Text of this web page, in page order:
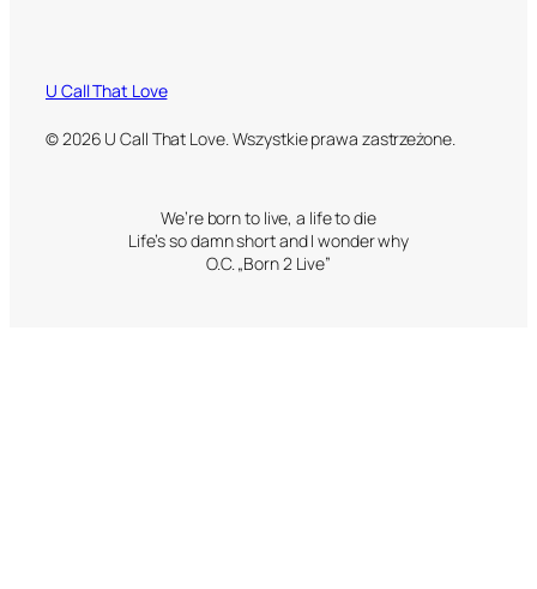
U Call That Love
© 2026 U Call That Love. Wszystkie prawa zastrzeżone.
We’re born to live, a life to die
Life’s so damn short and I wonder why
O.C. „Born 2 Live”